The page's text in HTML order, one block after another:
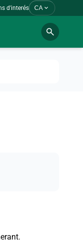
d'interés CA expand_more
search